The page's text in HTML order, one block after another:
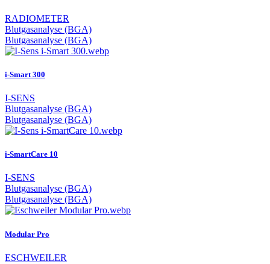
RADIOMETER
Blutgasanalyse (BGA)
Blutgasanalyse (BGA)
i-Smart 300
I-SENS
Blutgasanalyse (BGA)
Blutgasanalyse (BGA)
i-SmartCare 10
I-SENS
Blutgasanalyse (BGA)
Blutgasanalyse (BGA)
Modular Pro
ESCHWEILER